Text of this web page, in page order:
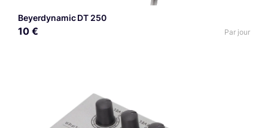
Beyerdynamic DT 250
10 € Par jour